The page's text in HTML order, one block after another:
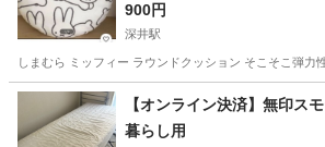
900円
深井駅
しまむら ミッフィー ラウンドクッション そこそこ弾
大阪 堺市 深井駅 寝具
【オンライン決済】無印
暮らし用